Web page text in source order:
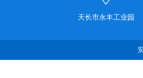
天长市永丰工业园